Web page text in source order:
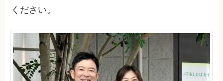
ください。